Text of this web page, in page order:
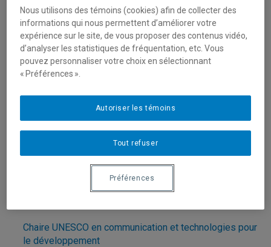
ainsi concrétisées et diversifiées au fil des années,
notamment avec l’apport de la recherche-action et
intervention et des maîtres de langue chercheures et
chercheurs :
Communication interculturelle et internationale
Études postcoloniales et (dé)mondialisation
Immigration, diasporas, minorités
Langues, identité et intégration
Chaire UNESCO en communication et technologies pour
le développement
Nous utilisons des témoins (cookies) afin de collecter des
informations qui nous permettent d’améliorer votre
expérience sur le site, de vous proposer des contenus vidéo,
d’analyser les statistiques de fréquentation, etc. Vous
pouvez personnaliser votre choix en sélectionnant
« Préférences ».
Tout refuser
Autoriser les témoins
Préférences